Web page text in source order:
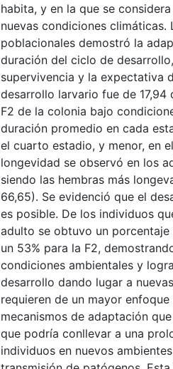
habita, y en la que se
nuevas condiciones
poblacionales demostró la
duración del ciclo de
supervivencia y la expectativa
desarrollo larvario fue de 17,94
F2 de la colonia bajo
duración promedio en cada
el cuarto estadio, y menor, en
longevidad se observó en los
siendo las hembras más
66,65). Se evidenció que el
es posible. De los individuos
adulto se obtuvo un
un 53% para la F2,
condiciones ambientales y
desarrollo dando lugar a
requieren de un mayor
mecanismos de adaptación
que podría conllevar a una
individuos en nuevos